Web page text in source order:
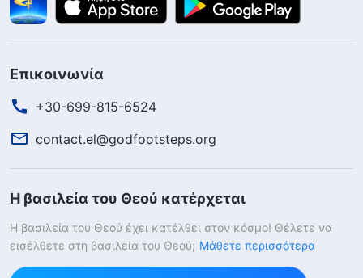
Επικοινωνία
+30-699-815-6524
contact.el@godfootsteps.org
Η βασιλεία του Θεού κατέρχεται
Η βασιλεία του Θεού έχει κατέλθει στον κόσμο! Θέλετε να
εισέλθετε στη βασιλεία του Θεού; Μάθετε περισσότερα